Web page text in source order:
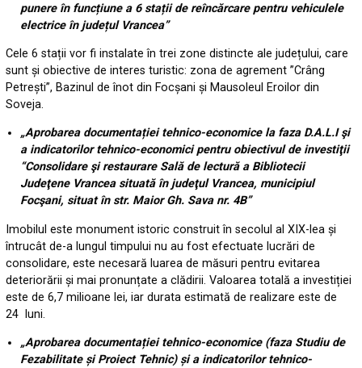
punere în funcțiune a 6 stații de reîncărcare pentru vehiculele
electrice în județul Vrancea”
Cele 6 stații vor fi instalate în trei zone distincte ale județului, care
sunt și obiective de interes turistic: zona de agrement ”Crâng
Petrești”, Bazinul de înot din Focșani și Mausoleul Eroilor din
Soveja.
„Aprobarea documentației tehnico-economice la faza D.A.L.I şi
a indicatorilor tehnico-economici pentru obiectivul de investiţii
“Consolidare şi restaurare Sală de lectură a Bibliotecii
Judeţene Vrancea situată în judeţul Vrancea, municipiul
Focşani, situat în str. Maior Gh. Sava nr. 4B”
Imobilul este monument istoric construit în secolul al XIX-lea și
întrucât de-a lungul timpului nu au fost efectuate lucrări de
consolidare, este necesară luarea de măsuri pentru evitarea
deteriorării și mai pronunțate a clădirii. Valoarea totală a investiției
este de 6,7 milioane lei, iar durata estimată de realizare este de
24 luni.
„Aprobarea documentației tehnico-economice (faza Studiu de
Fezabilitate și Proiect Tehnic) și a indicatorilor tehnico-